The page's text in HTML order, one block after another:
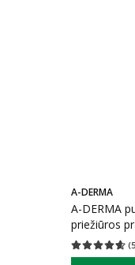
A-DERMA
A-DERMA
priežiūros
(5
Vidutinis